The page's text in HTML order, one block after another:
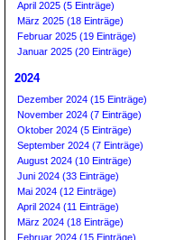
April 2025 (5 Einträge)
März 2025 (18 Einträge)
Februar 2025 (19 Einträge)
Januar 2025 (20 Einträge)
2024
Dezember 2024 (15 Einträge)
November 2024 (7 Einträge)
Oktober 2024 (5 Einträge)
September 2024 (7 Einträge)
August 2024 (10 Einträge)
Juni 2024 (33 Einträge)
Mai 2024 (12 Einträge)
April 2024 (11 Einträge)
März 2024 (18 Einträge)
Februar 2024 (15 Einträge)